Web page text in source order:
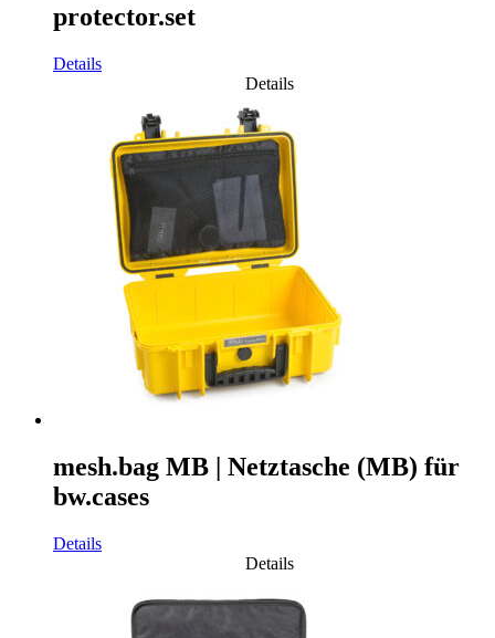
protector.set
Details
Details
mesh.bag MB | Netztasche (MB) für
bw.cases
Details
Details